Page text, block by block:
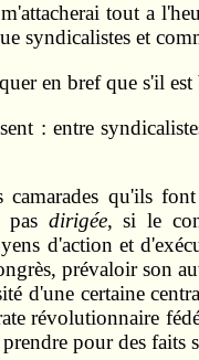
tout a
syndicalistes et
en bref que s'il
: entre
camarades qu'ils
pas dirigée, si le
d'action et
prévaloir son
d'une certaine
révolutionnaire
pour des faits